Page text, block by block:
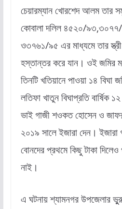
চেয়ারম্যান খোরশেদ আলম তার
কোবালা দলিল ৪৫২০/
ও৩৭৬১/৯৫ এর মাধ্যমে তার
হস্তান্তর করে যান। ওই জমির
তিনটি খতিয়ানে পাওয়া ১৪ বিঘা
লতিফা খাতুন বিঘাপ্রতি বার্ষিক
ভাই গাজী শওকত হোসেন ও
২০১৯ সালে ইজারা দেন।
বোনদের প্রথমে কিছু টাকা দিলেও
নাই।
এ ঘটনায় শ্যামনগর উপজেলার